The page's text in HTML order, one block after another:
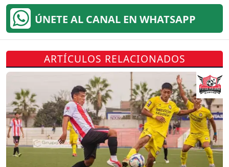
ÚNETE AL CANAL EN WHATSAPP
ARTÍCULOS RELACIONADOS